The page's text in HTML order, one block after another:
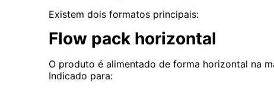
Existem dois formatos principais:
Flow pack horizontal
O produto é alimentado de forma horizontal na
Indicado para: